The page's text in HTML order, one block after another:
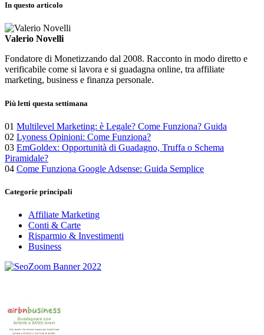
In questo articolo
Valerio Novelli
Fondatore di Monetizzando dal 2008. Racconto in modo diretto e
verificabile come si lavora e si guadagna online, tra affiliate
marketing, business e finanza personale.
Più letti questa settimana
01 Multilevel Marketing: è Legale? Come Funziona? Guida
02 Lyoness Opinioni: Come Funziona?
03 EmGoldex: Opportunità di Guadagno, Truffa o Schema
Piramidale?
04 Come Funziona Google Adsense: Guida Semplice
Categorie principali
Affiliate Marketing
Conti & Carte
Risparmio & Investimenti
Business